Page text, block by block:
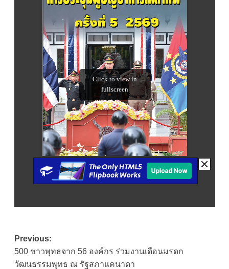
Post
navigation
Previous:
500 ชาวพุทธจาก 56 องค์กร ร่วมงานเดือนมรดก
วัฒนธรรมพุทธ ณ รัฐสภาแคนาดา